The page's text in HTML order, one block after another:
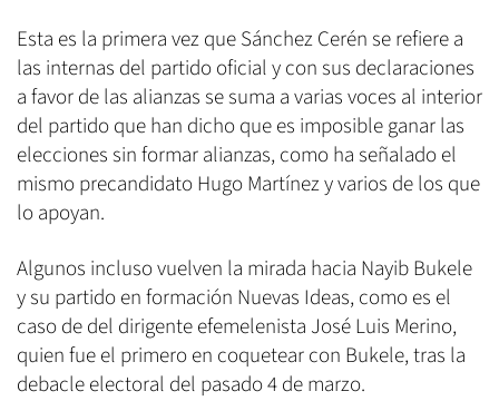
Esta es la primera vez que Sánchez Cerén se refiere a
las internas del partido oficial y con sus declaraciones
a favor de las alianzas se suma a varias voces al interior
del partido que han dicho que es imposible ganar las
elecciones sin formar alianzas, como ha señalado el
mismo precandidato Hugo Martínez y varios de los que
lo apoyan.
Algunos incluso vuelven la mirada hacia Nayib Bukele
y su partido en formación Nuevas Ideas, como es el
caso de del dirigente efemelenista José Luis Merino,
quien fue el primero en coquetear con Bukele, tras la
debacle electoral del pasado 4 de marzo.